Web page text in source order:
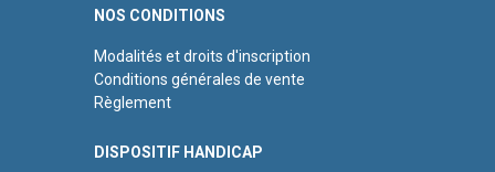
NOS CONDITIONS
Modalités et droits d'inscription
Conditions générales de vente
Règlement
DISPOSITIF HANDICAP